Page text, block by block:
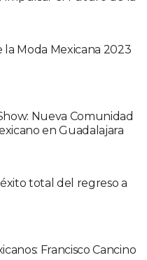
la Moda Mexicana 2023
Nueva Comunidad
en Guadalajara
éxito total del regreso a
Francisco Cancino